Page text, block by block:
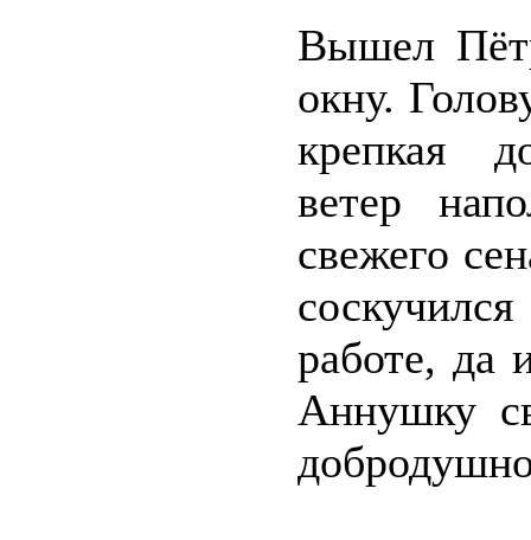
Вышел
окну.
крепкая
ветер
свежего
работе, да
Аннушку